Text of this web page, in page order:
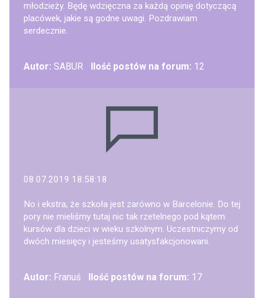
młodzieży. Będę wdzięczna za każdą opinię dotyczącą
placówek, jakie są godne uwagi. Pozdrawiam
serdecznie.
Autor: SABUR Ilość postów na forum: 12
08.07.2019 18:58:18
No i ekstra, że szkoła jest zarówno w Barcelonie. Do tej
pory nie mieliśmy tutaj nic tak rzetelnego pod kątem
kursów dla dzieci w wieku szkolnym. Uczestniczymy od
dwóch miesięcy i jesteśmy usatysfakcjonowani.
Autor: Franuś Ilość postów na forum: 17